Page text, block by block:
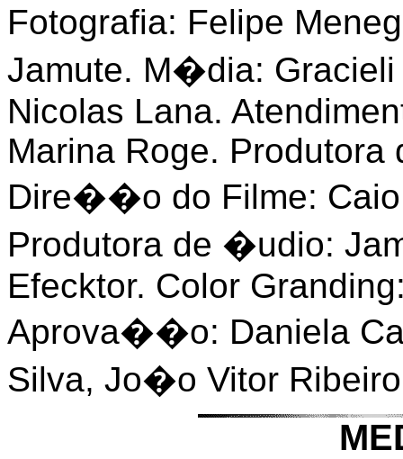
Fotografia: Felipe
Jamute. M�dia:
Nicolas Lana.
Marina Roge. Produtora
Dire��o do Filme:
Produtora de �udio:
Efecktor. Color
Aprova��o: Daniela
Silva, Jo�o Vitor